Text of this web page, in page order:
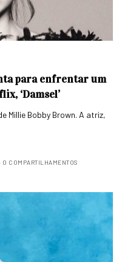
para enfrentar um
‘Damsel’
Millie Bobby Brown. A atriz,
0 COMPARTILHAMENTOS